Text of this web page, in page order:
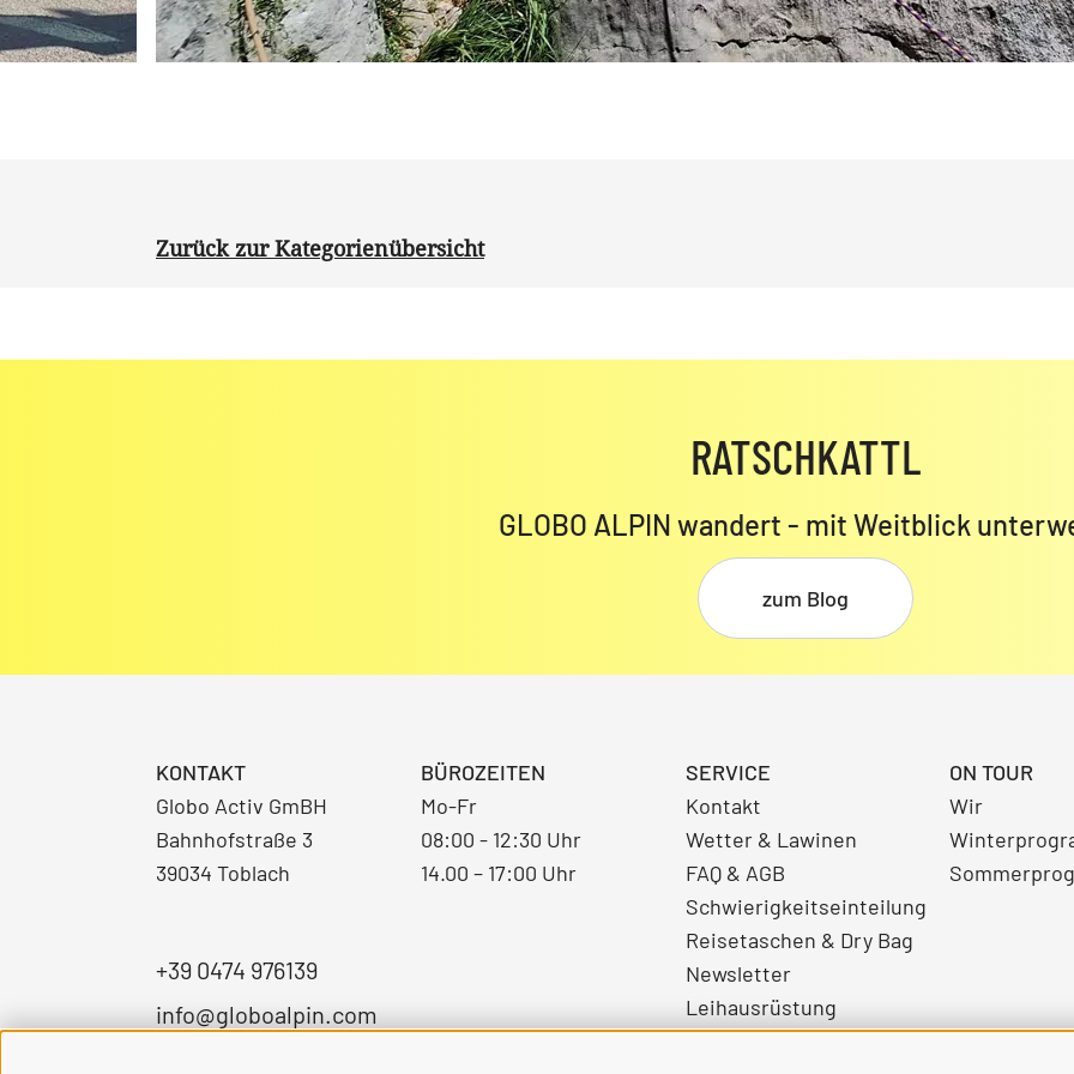
Zurück zur Kategorienübersicht
RATSCHKATTL
GLOBO ALPIN wandert - mit Weitblick
zum Blog
KONTAKT
Globo Activ GmBH
Bahnhofstraße 3
39034 Toblach
+39 0474 976139
info@globoalpin.com
BÜROZEITEN
Mo-Fr
08:00 - 12:30 Uhr
14.00 – 17:00 Uhr
SERVICE
Kontakt
Wetter & Lawinen
FAQ & AGB
Schwierigkeitseinteilung
Reisetaschen & Dry Bag
Newsletter
Leihausrüstung
Login
ON TOUR
Wir